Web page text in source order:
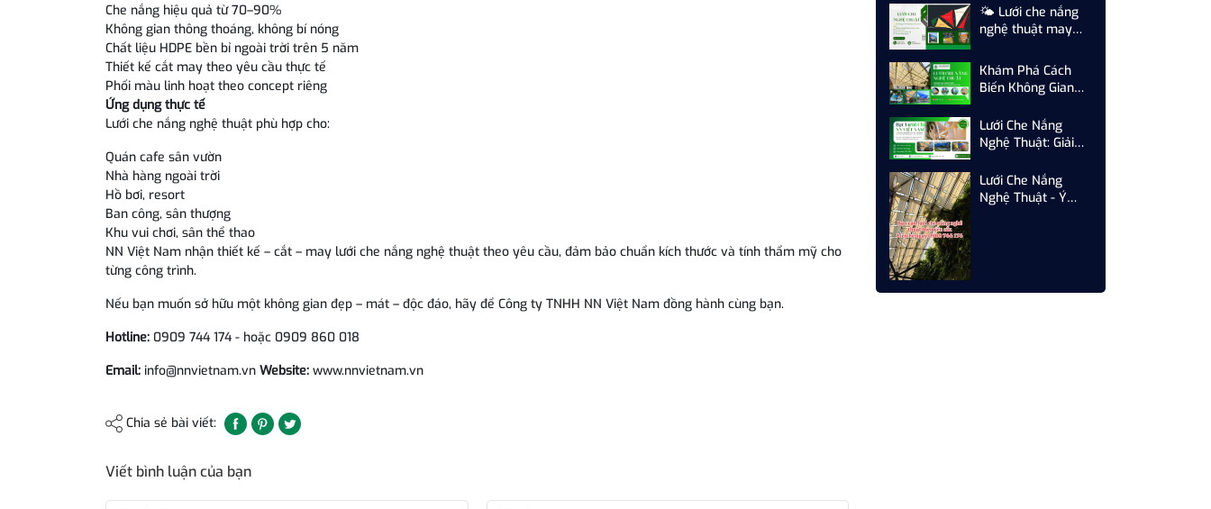
Che nắng hiệu quả từ 70–90%
Không gian thông thoáng, không bí nóng
Chất liệu HDPE bền bỉ ngoài trời trên 5 năm
Thiết kế cắt may theo yêu cầu thực tế
Phối màu linh hoạt theo concept riêng
Ứng dụng thực tế
Lưới che nắng nghệ thuật phù hợp cho:
Quán cafe sân vườn
Nhà hàng ngoài trời
Hồ bơi, resort
Ban công, sân thượng
Khu vui chơi, sân thể thao
NN Việt Nam nhận thiết kế – cắt – may lưới che nắng nghệ thuật theo yêu cầu, đảm bảo chuẩn kích thước và tính thẩm mỹ cho
từng công trình.
Nếu bạn muốn sở hữu một không gian đẹp – mát – độc đáo, hãy để Công ty TNHH NN Việt Nam đồng hành cùng bạn.
Hotline: 0909 744 174 - hoặc 0909 860 018
Email: info@nnvietnam.vn Website: www.nnvietnam.vn
Chia sẻ bài viết:
Viết bình luận của bạn
🌤️ Lưới che nắng
nghệ thuật may
pháp che mát và
nâng tầm không
gian
Khám Phá Cách
Biến Không Gian
Bằng Lưới Che
Nắng Nghệ Thuật
Lưới Che Nắng
Nghệ Thuật: Giải
Đáo Từ Công Ty
TNHH NN Việt
Nam
Lưới Che Nắng
Nghệ Thuật - Ý